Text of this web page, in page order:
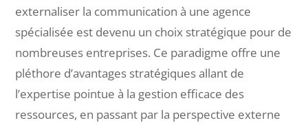
externaliser la communication à une agence
spécialisée est devenu un choix stratégique pour de
nombreuses entreprises. Ce paradigme offre une
pléthore d’avantages stratégiques allant de
l’expertise pointue à la gestion efficace des
ressources, en passant par la perspective externe